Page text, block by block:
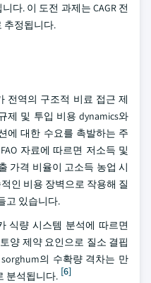
다. 이 도전 과제는 CAGR 전
추정됩니다.
전역의 구조적 비료 접근 제
제 및 투입 비용 dynamics와
에 대한 수요를 촉발하는 주
자료에 따르면 저소득 및
가격 비율이 고소득 농업 시
인 비용 장벽으로 작용해 질
고 있습니다.
식량 시스템 분석에 따르면
양 제약 요인으로 질소 결핍
의 수확량 격차는 만
분석됩니다. [6]